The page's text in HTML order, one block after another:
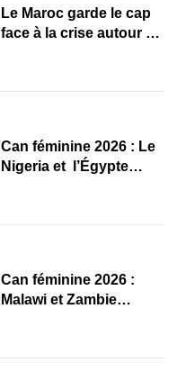
Le Maroc garde le cap
face à la crise autour de
‎Can féminine 2026 : Le
Nigeria et l’Égypte
‎Can féminine 2026 :
Malawi et Zambie